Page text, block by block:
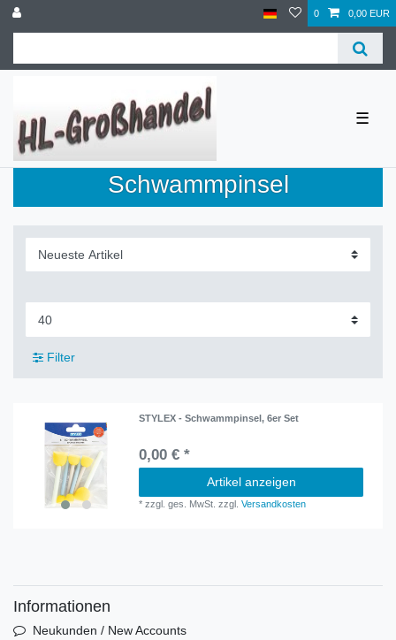
0 0,00 EUR
☰
Schwammpinsel
Filter
STYLEX - Schwammpinsel, 6er Set
0,00 € *
Artikel anzeigen
*zzgl. ges. MwSt. zzgl.Versandkosten
Informationen
Neukunden / New Accounts